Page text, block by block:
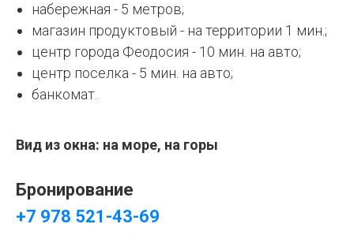
набережная - 5 метров;
магазин продуктовый - на территории 1 мин.;
центр города Феодосия - 10 мин. на авто;
центр поселка - 5 мин. на авто;
банкомат.
Вид из окна: на море, на горы
Бронирование
+7 978 521-43-69